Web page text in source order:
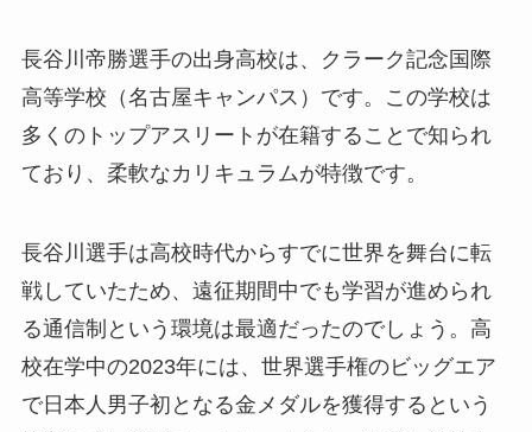
長谷川帝勝選手の出身高校は、クラーク記念国際
高等学校（名古屋キャンパス）です。この学校は
多くのトップアスリートが在籍することで知られ
ており、柔軟なカリキュラムが特徴です。
長谷川選手は高校時代からすでに世界を舞台に転
戦していたため、遠征期間中でも学習が進められ
る通信制という環境は最適だったのでしょう。高
校在学中の2023年には、世界選手権のビッグエア
で日本人男子初となる金メダルを獲得するという